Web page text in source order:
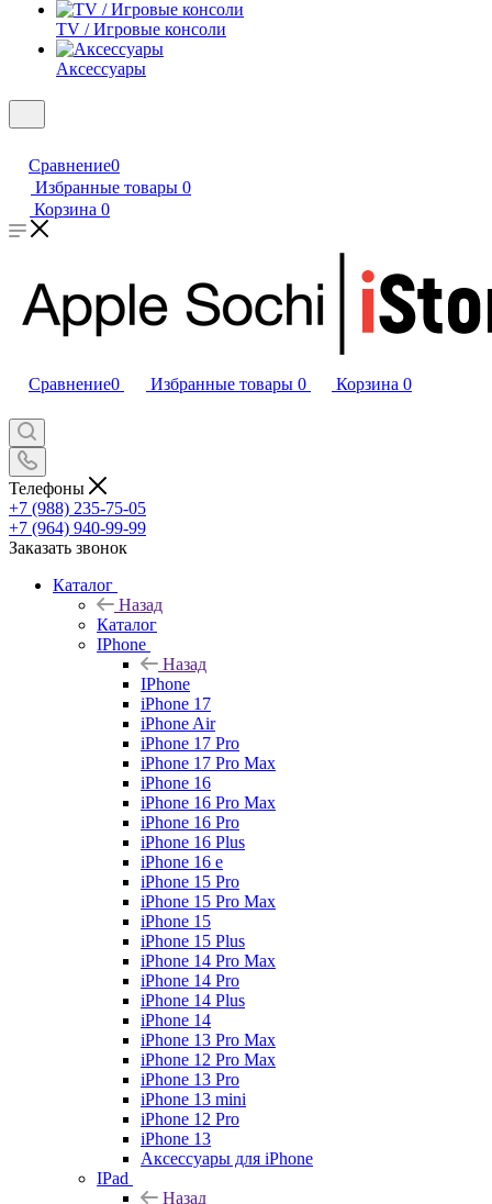
TV / Игровые консоли
Аксессуары
Сравнение0
Избранные товары 0
Корзина 0
Сравнение0 Избранные товары 0 Корзина 0
Телефоны
+7 (988) 235-75-05
+7 (964) 940-99-99
Заказать звонок
Каталог
Назад
Каталог
IPhone
Назад
IPhone
iPhone 17
iPhone Air
iPhone 17 Pro
iPhone 17 Pro Max
iPhone 16
iPhone 16 Pro Max
iPhone 16 Pro
iPhone 16 Plus
iPhone 16 e
iPhone 15 Pro
iPhone 15 Pro Max
iPhone 15
iPhone 15 Plus
iPhone 14 Pro Max
iPhone 14 Pro
iPhone 14 Plus
iPhone 14
iPhone 13 Pro Max
iPhone 12 Pro Max
iPhone 13 Pro
iPhone 13 mini
iPhone 12 Pro
iPhone 13
Аксессуары для iPhone
IPad
Назад